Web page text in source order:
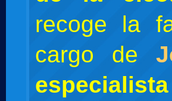
recoge la
cargo de